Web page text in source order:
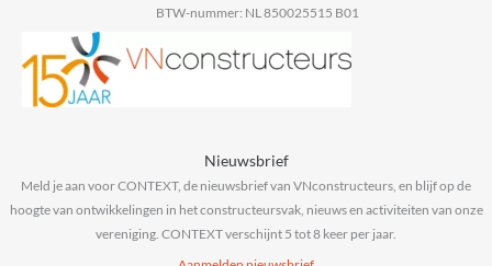
BTW-nummer: NL 850025515 B01
Nieuwsbrief
Meld je aan voor CONTEXT, de nieuwsbrief van VNconstructeurs, en blijf op de
hoogte van ontwikkelingen in het constructeursvak, nieuws en activiteiten van onze
vereniging. CONTEXT verschijnt 5 tot 8 keer per jaar.